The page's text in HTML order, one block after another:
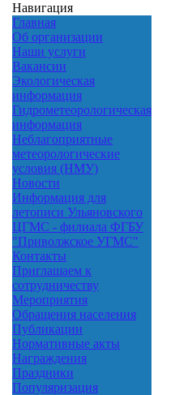
Навигация
Главная
Об организации
Наши услуги
Вакансии
Экологическая
информация
Гидрометеорологическая
информация
Неблагоприятные
метеорологические
условия (НМУ)
Новости
Информация для
летописи Ульяновского
ЦГМС - филиала ФГБУ
"Приволжское УГМС"
Контакты
Приглашаем к
сотрудничеству
Мероприятия
Обращения населения
Публикации
Нормативные акты
Награждения
Праздники
Популяризация